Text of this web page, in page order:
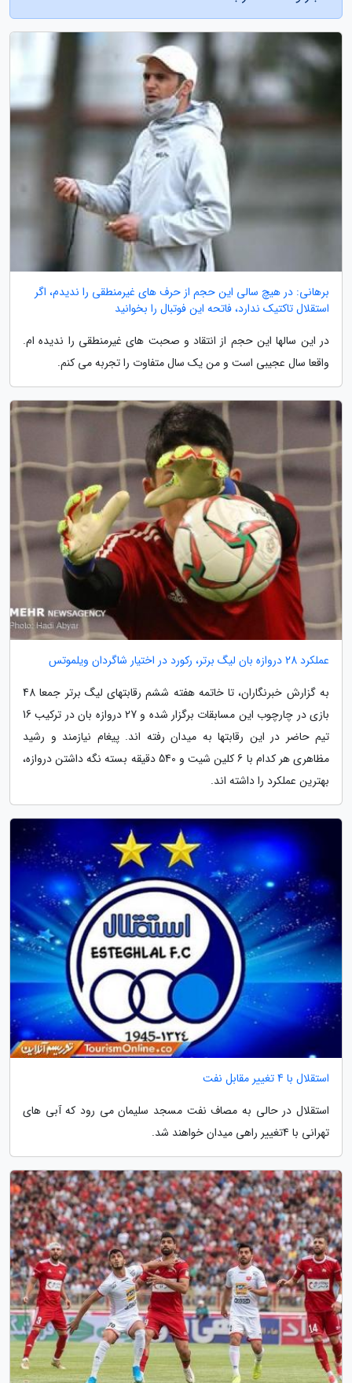
برهانی: در هیچ سالی این حجم از حرف های غیرمنطقی را ندیدم، اگر
استقلال تاکتیک ندارد، فاتحه این فوتبال را بخوانید
در این سالها این حجم از انتقاد و صحبت های غیرمنطقی را ندیده ام.
واقعا سال عجیبی است و من یک سال متفاوت را تجربه می کنم.
عملکرد 28 دروازه بان لیگ برتر، رکورد در اختیار شاگردان ویلموتس
به گزارش خبرنگاران، تا خاتمه هفته ششم رقابتهای لیگ برتر جمعا 48
بازی در چارچوب این مسابقات برگزار شده و 27 دروازه بان در ترکیب 16
تیم حاضر در این رقابتها به میدان رفته اند. پیغام نیازمند و رشید
مظاهری هر کدام با 6 کلین شیت و 540 دقیقه بسته نگه داشتن دروازه،
بهترین عملکرد را داشته اند.
استقلال با 4 تغییر مقابل نفت
استقلال در حالی به مصاف نفت مسجد سلیمان می رود که آبی های
تهرانی با 4تغییر راهی میدان خواهند شد.